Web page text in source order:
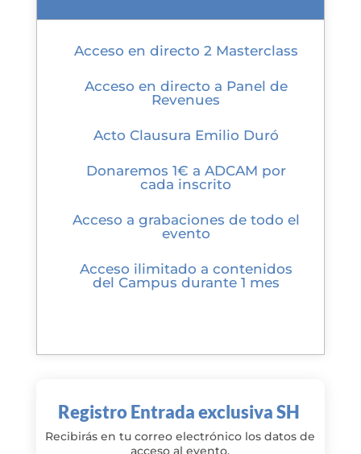
Acceso en directo 2 Masterclass
Acceso en directo a Panel de
Revenues
Acto Clausura Emilio Duró
Donaremos 1€ a ADCAM por
cada inscrito
Acceso a grabaciones de todo el
evento
Acceso ilimitado a contenidos
del Campus durante 1 mes
Registro Entrada exclusiva SH
Recibirás en tu correo electrónico los datos de